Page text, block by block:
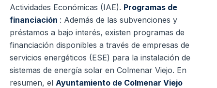
Actividades Económicas (IAE). Programas de
financiación : Además de las subvenciones y
préstamos a bajo interés, existen programas de
financiación disponibles a través de empresas de
servicios energéticos (ESE) para la instalación de
sistemas de energía solar en Colmenar Viejo. En
resumen, el Ayuntamiento de Colmenar Viejo